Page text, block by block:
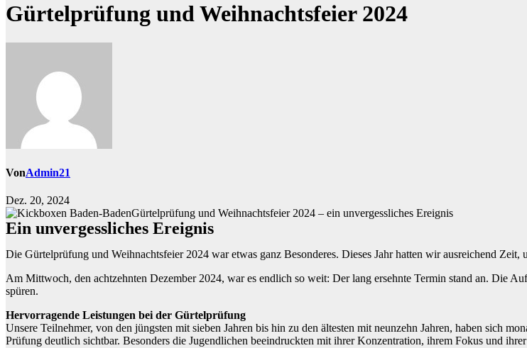
Gürtelprüfung und Weihnachtsfeier 2024
VonAdmin21
Dez. 20, 2024
Gürtelprüfung und Weihnachtsfeier 2024 – ein unvergessliches Ereignis
Ein unvergessliches Ereignis
Die Gürtelprüfung und Weihnachtsfeier 2024 war etwas ganz Besonderes. Dieses Jahr hatten wir ausreichend
Am Mittwoch, den achtzehnten Dezember 2024, war es endlich so weit: Der lang ersehnte Termin stand an. Die
spüren.
Hervorragende Leistungen bei der Gürtelprüfung
Unsere Teilnehmer, von den jüngsten mit sieben Jahren bis hin zu den ältesten mit neunzehn Jahren, haben sich
Prüfung deutlich sichtbar. Besonders die Jugendlichen beeindruckten mit ihrer Konzentration, ihrem Fokus und